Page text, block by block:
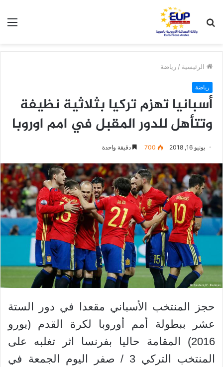
عن
الرئيسية / رياضة
رياضة
أسبانيا تهزم تركيا بثلاثية نظيفة
وتتأهل للدور المقبل في امم اوروبا
يونيو 16, 2018 700 دقيقة واحدة
حجز المنتخب الأسباني مقعدا في دور الستة
عشر ببطولة أمم أوروبا لكرة القدم (يورو
2016) المقامة حاليا بفرنسا اثر تغلبه على
المنتخب التركي 3 / صفر اليوم الجمعة في